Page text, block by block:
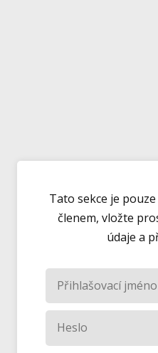
Tato sekce je
členem, vložte
údaje a